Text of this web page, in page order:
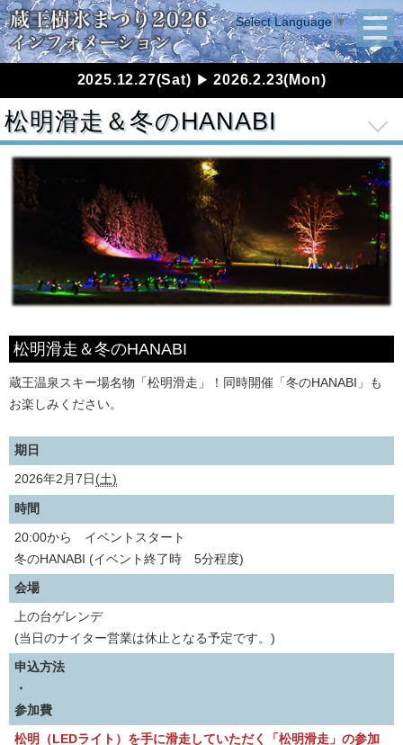
Select Language▼
2025.12.27(Sat) ▶ 2026.2.23(Mon)
松明滑走＆冬のHANABI
松明滑走＆冬のHANABI
蔵王温泉スキー場名物「松明滑走」！同時開催「冬のHANABI」も
お楽しみください。
期日
2026年2月7日 (土)
時間
20:00から イベントスタート
冬のHANABI (イベント終了時 5分程度)
会場
上の台ゲレンデ
(当日のナイター営業は休止となる予定です。)
申込方法
・
参加費
松明（LEDライト）を手に滑走していただく「松明滑走」の参加